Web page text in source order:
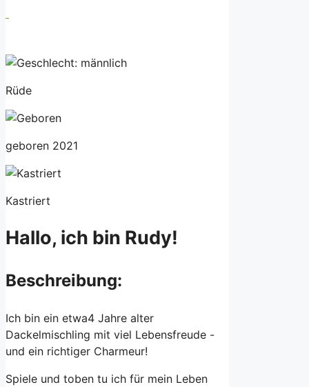
Rüde
geboren 2021
Kastriert
Hallo, ich bin Rudy!
Beschreibung:
Ich bin ein etwa4 Jahre alter
Dackelmischling mit viel Lebensfreude -
und ein richtiger Charmeur!
Spiele und toben tu ich für mein Leben